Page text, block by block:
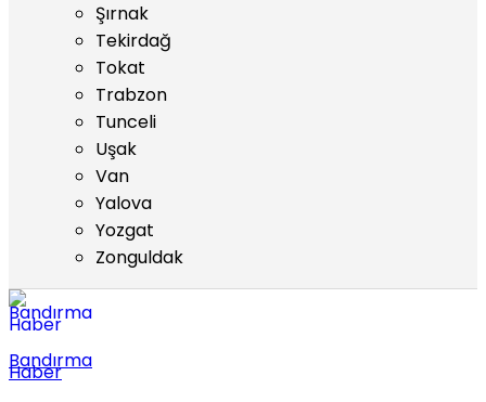
Şırnak
Tekirdağ
Tokat
Trabzon
Tunceli
Uşak
Van
Yalova
Yozgat
Zonguldak
Bandırma
Haber